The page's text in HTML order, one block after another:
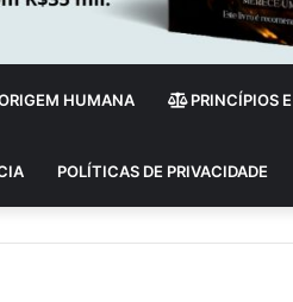
HUMANA PRINCÍPIOS
POLÍTICAS DE PRIVACIDADE